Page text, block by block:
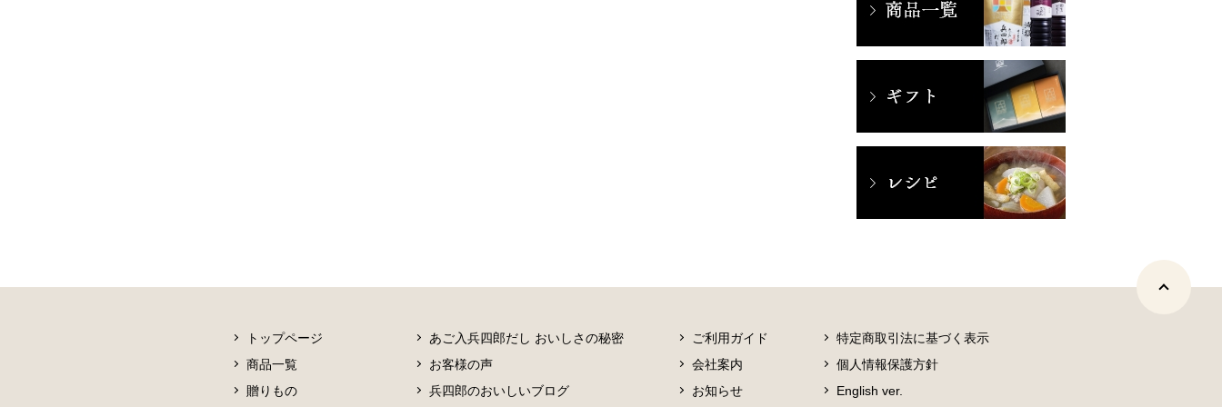
トップページ
商品一覧
贈りもの
あご入兵四郎だし おいしさの秘密
お客様の声
兵四郎のおいしいブログ
ご利用ガイド
会社案内
お知らせ
特定商取引法に基づく表示
個人情報保護方針
English ver.